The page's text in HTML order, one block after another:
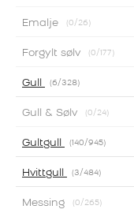
Emalje 0/26
Forgylt sølv 0/177
Gull 6/328
Gull & Sølv 0/24
Gultgull 140/945
Hvittgull 3/484
Messing 0/265